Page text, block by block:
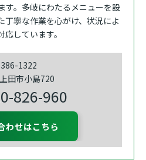
す。多岐にわたるメニューを設
丁寧な作業を心がけ、状況によ
しています。
1322
田市小島720
826-960
わせはこちら